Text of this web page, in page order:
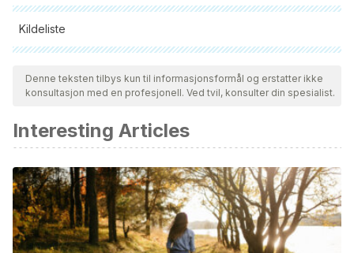
Kildeliste
Alle siterte kilder ble grundig gjennomgått av teamet vårt for å
sikre deres kvalitet, pålitelighet, aktualitet og validitet.
Bibliografien i denne artikkelen ble betraktet som pålitelig og
Gruhlke, M., Nicco, C., Batteux, F., & Slusarenko, A. (2016).
The Effects of Allicin, a Reactive Sulfur Species from Garlic,
on a Selection of Mammalian Cell Lines. Antioxidants.
https://doi.org/10.3390/antiox6010001
Rizvi, S., Raza, S. T., Ahmed, F., Ahmad, A., Abbas, S., &
Denne teksten tilbys kun til informasjonsformål og erstatter ikke
konsultasjon med en profesjonell. Ved tvil, konsulter din spesialist.
Interesting Articles